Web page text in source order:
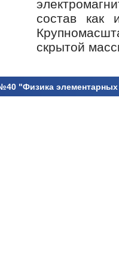
состав как
скрытой
"Физика